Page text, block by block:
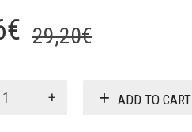
29,20€Original
was:
29,20€.
€
Current
is:
23,36€.
ADD TO CART